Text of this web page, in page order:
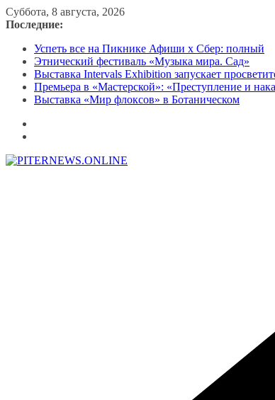
Перейти
к
Суббота, 8 августа, 2026
Последние:
Успеть все на Пикнике Афиши x Сбер: полный
Этнический фестиваль «Музыка мира. Сад»
Выставка Intervals Exhibition запускает
Премьера в «Мастерской»: «Преступление и
Выставка «Мир флоксов» в Ботаническом